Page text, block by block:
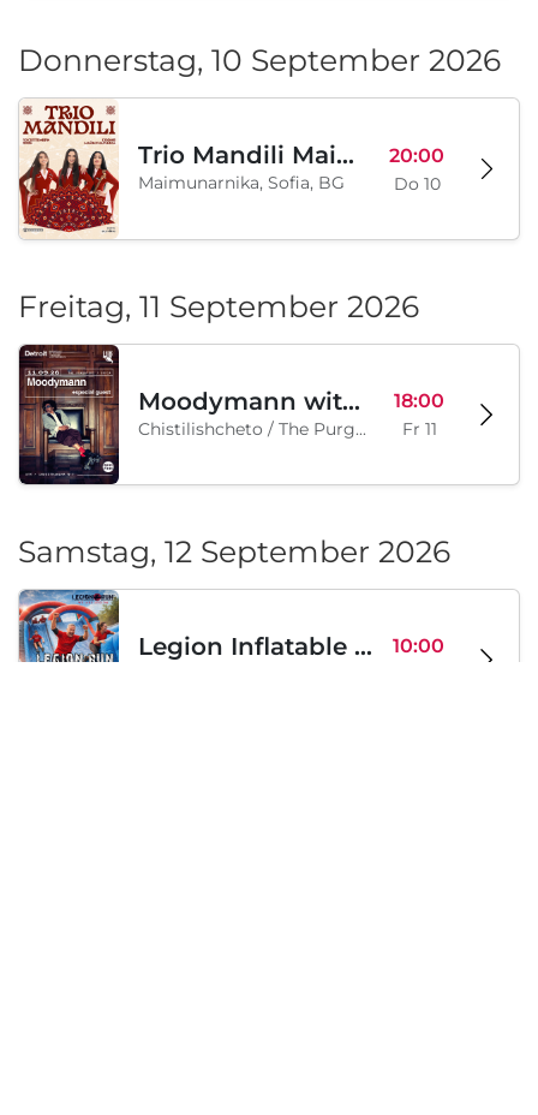
Donnerstag, 10 September 2026
Trio Mandili Maimunarnika- Sofia
Maimunarnika, Sofia, BG
20:00
Do 10
Freitag, 11 September 2026
Moodymann with special guests
Chistilishcheto / The Purgatory, Sofia, BG
18:00
Fr 11
Samstag, 12 September 2026
Legion Inflatable Family Run - Sofia 10:00